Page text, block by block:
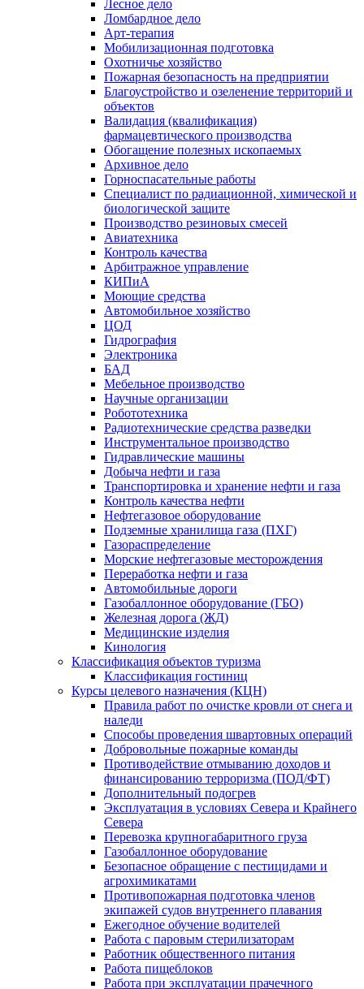
Лесное дело
Ломбардное дело
Арт-терапия
Мобилизационная подготовка
Охотничье хозяйство
Пожарная безопасность на предприятии
Благоустройство и озеленение территорий и
объектов
Валидация (квалификация)
фармацевтического производства
Обогащение полезных ископаемых
Архивное дело
Горноспасательные работы
Специалист по радиационной, химической и
биологической защите
Производство резиновых смесей
Авиатехника
Контроль качества
Арбитражное управление
КИПиА
Моющие средства
Автомобильное хозяйство
ЦОД
Гидрография
Электроника
БАД
Мебельное производство
Научные организации
Робототехника
Радиотехнические средства разведки
Инструментальное производство
Гидравлические машины
Добыча нефти и газа
Транспортировка и хранение нефти и газа
Контроль качества нефти
Нефтегазовое оборудование
Подземные хранилища газа (ПХГ)
Газораспределение
Морские нефтегазовые месторождения
Переработка нефти и газа
Автомобильные дороги
Газобаллонное оборудование (ГБО)
Железная дорога (ЖД)
Медицинские изделия
Кинология
Классификация объектов туризма
Классификация гостиниц
Курсы целевого назначения (КЦН)
Правила работ по очистке кровли от снега и
наледи
Способы проведения швартовных операций
Добровольные пожарные команды
Противодействие отмыванию доходов и
финансированию терроризма (ПОД/ФТ)
Дополнительный подогрев
Эксплуатация в условиях Севера и Крайнего
Севера
Перевозка крупногабаритного груза
Газобаллонное оборудование
Безопасное обращение с пестицидами и
агрохимикатами
Противопожарная подготовка членов
экипажей судов внутреннего плавания
Ежегодное обучение водителей
Работа с паровым стерилизаторам
Работник общественного питания
Работа пищеблоков
Работа при эксплуатации прачечного